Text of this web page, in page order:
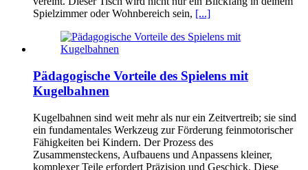
Spielzimmer oder Wohnbereich sein, [...]
Pädagogische Vorteile des Spielens mit
Kugelbahnen
Kugelbahnen sind weit mehr als nur ein Zeitvertreib; sie sind
ein fundamentales Werkzeug zur Förderung feinmotorischer
Fähigkeiten bei Kindern. Der Prozess des
Zusammensteckens, Aufbauens und Anpassens kleiner,
komplexer Teile erfordert Präzision und Geschick. Diese